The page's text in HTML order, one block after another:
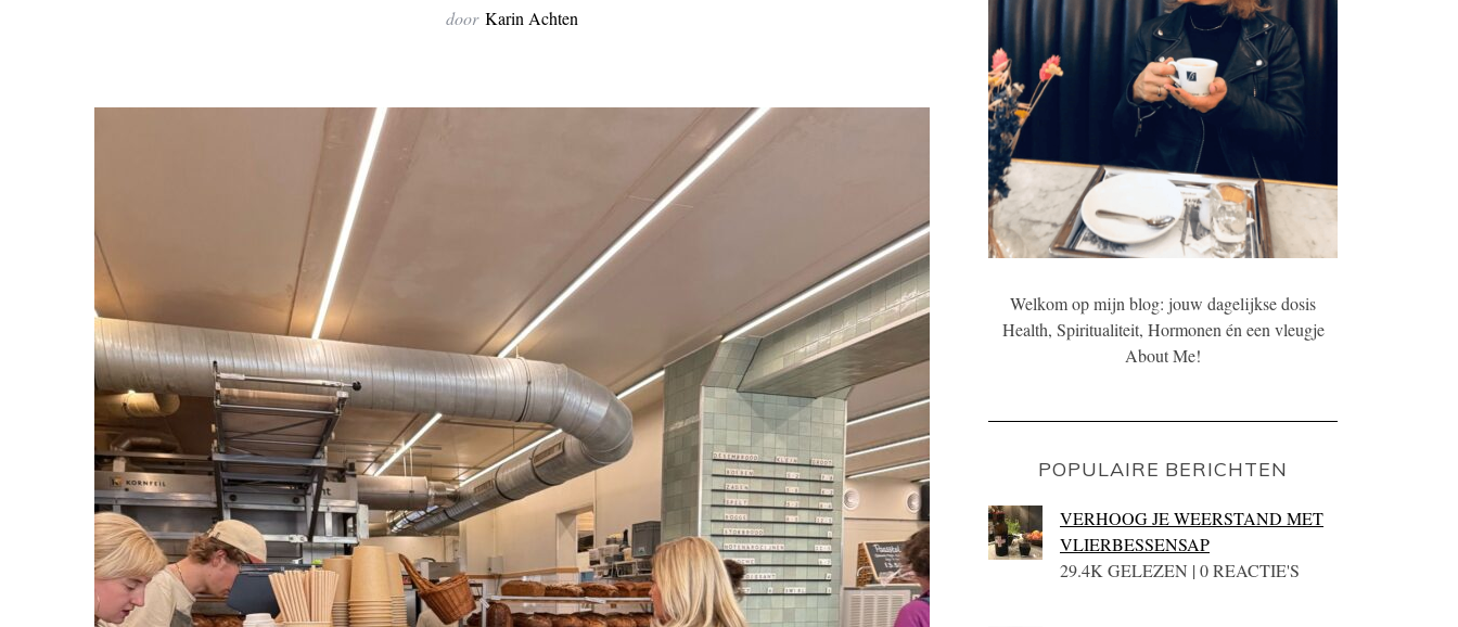
door Karin Achten
Welkom op mijn blog: jouw dagelijkse dosis
Health, Spiritualiteit, Hormonen én een vleugje
About Me!
POPULAIRE BERICHTEN
VERHOOG JE WEERSTAND MET
VLIERBESSENSAP
29.4K GELEZEN | 0 REACTIE'S